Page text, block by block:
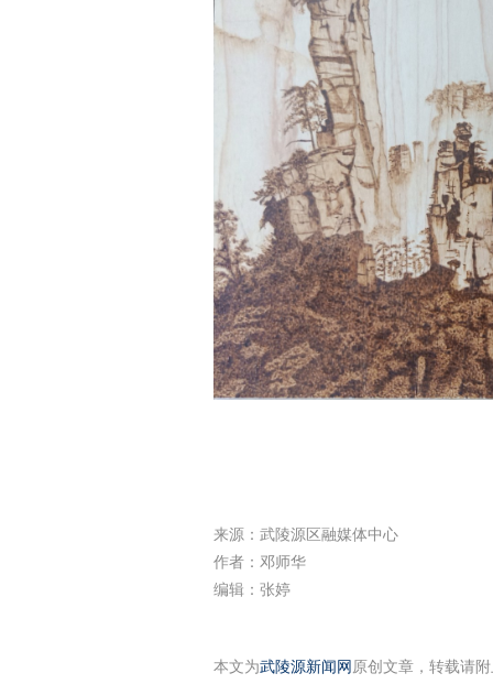
来源：武陵源区融媒体中心
作者：邓师华
编辑：张婷
本文为武陵源新闻网 原创文章，转载请